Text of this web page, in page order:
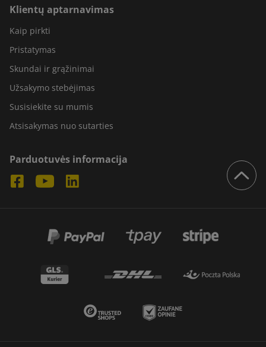
Klientų aptarnavimas
Kaip pirkti
Pristatymas
Skundai ir grąžinimai
Užsakymo stebėjimas
Susisiekite su mumis
Atsisakymas nuo sutarties
Parduotuvės informacija